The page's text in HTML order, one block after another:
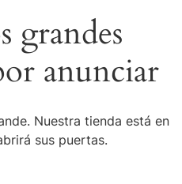
grandes
anunciar
Nuestra tienda está en
sus puertas.